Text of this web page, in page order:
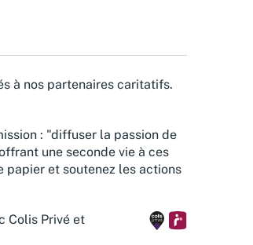
à nos partenaires caritatifs.
: "diffuser la passion de
une seconde vie à ces
papier et soutenez les actions
Colis Privé et